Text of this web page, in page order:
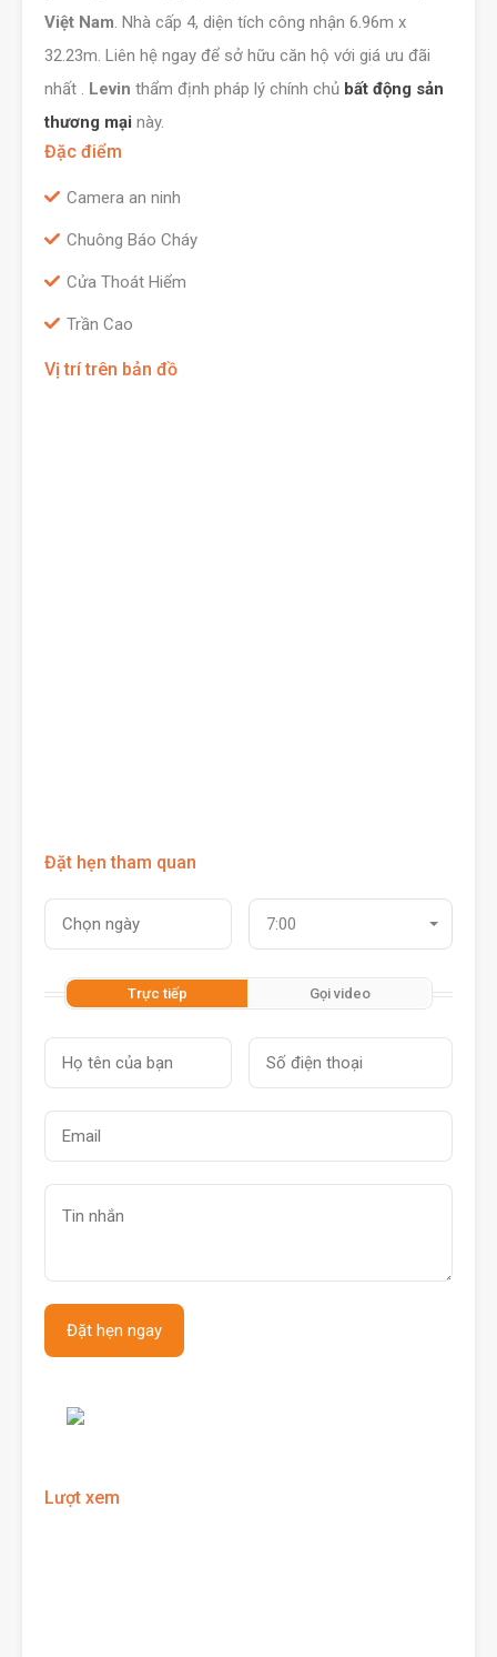
Việt Nam. Nhà cấp 4, diện tích công nhận 6.96m x
32.23m. Liên hệ ngay để sở hữu căn hộ với giá ưu đãi
nhất . Levin thẩm định pháp lý chính chủ bất động sản
thương mại này.
Đặc điểm
Camera an ninh
Chuông Báo Cháy
Cửa Thoát Hiểm
Trần Cao
Vị trí trên bản đồ
Đặt hẹn tham quan
7:00
Trực tiếp Gọi video
Lượt xem